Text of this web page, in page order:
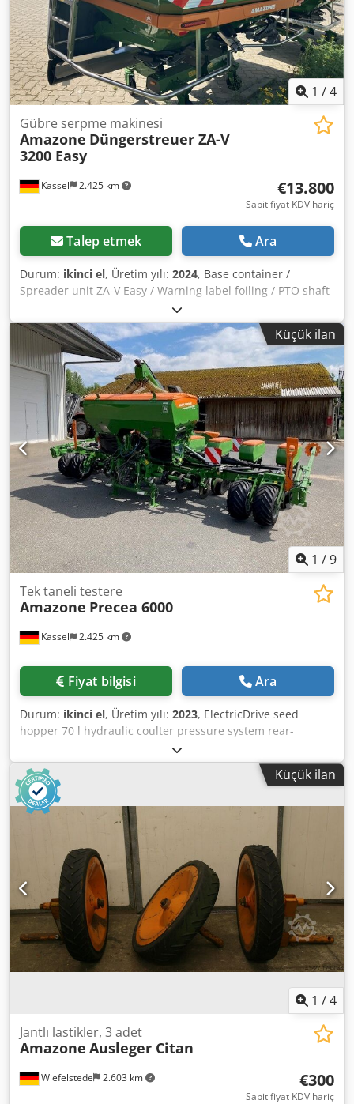
1 /4
Kassel 2.425 km
Gübre serpme makinesi
Amazone Düngerstreuer ZA-V
3200 Easy
€13.800
Sabit fiyat KDV hariç
Talep etmek Ara
Durum: ikinci el, Üretim yılı: 2024, Base container /
Spreader unit ZA-V Easy / Warning label foiling / PTO shaft
910 mm / with friction clutch / Hopper extension S 1400,
welded / factory-assembled / Mud flaps S / Rear LED
lighting / Easy operating computer Dwjdpfx Agjuhp Ehjyoa
Küçük ilan
1 /9
Kassel 2.425 km
Tek taneli testere
Amazone Precea 6000
Fiyat bilgisi Ara
Durum: ikinci el, Üretim yılı: 2023, ElectricDrive seed
hopper 70 l hydraulic coulter pressure system rear-
mounted fertilizer tank / 1250 l LED lighting Twin Terminal
3.0 tractor ISObus terminal / Dsdst H Hmuepfx Agyswa
Küçük ilan
1 /4
Wiefelstede 2.603 km
Jantlı lastikler, 3 adet
Amazone Ausleger Citan
€300
Sabit fiyat KDV hariç